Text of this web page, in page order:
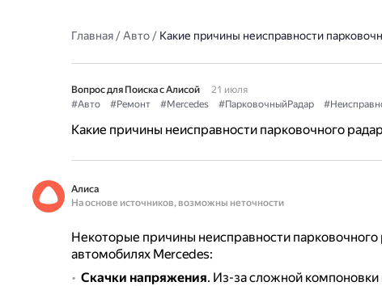
Главная/Авто/ Какие причины неисправности
Вопрос для Поиска с Алисой
21 июля
#Авто
#Ремонт #Mercedes #ПарковочныйРадар
Какие причины неисправности парковочного
Алиса
На основе источников, возможны неточности
Некоторые причины неисправности парковочного
автомобилях Mercedes:
Скачки напряжения. Из-за сложной